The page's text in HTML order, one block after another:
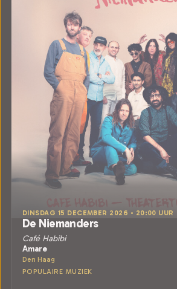
DINSDAG 15 DECEMBER 2026 • 20:00 UUR
De Niemanders
Café Habibi
Amare
Den Haag
POPULAIRE MUZIEK